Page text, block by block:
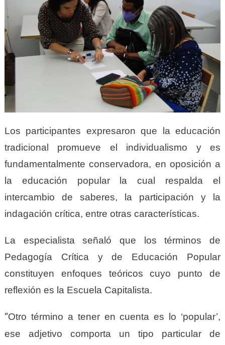
Los participantes expresaron que la educación
tradicional promueve el individualismo y es
fundamentalmente conservadora, en oposición a
la educación popular la cual respalda el
intercambio de saberes, la participación y la
indagación crítica, entre otras características.
La especialista señaló que los términos de
Pedagogía Crítica y de Educación Popular
constituyen enfoques teóricos cuyo punto de
reflexión es la Escuela Capitalista.
“Otro término a tener en cuenta es lo ‘popular’,
ese adjetivo comporta un tipo particular de